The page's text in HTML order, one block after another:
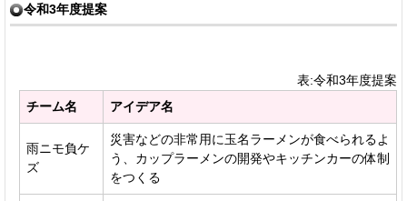
令和3年度提案
表:令和3年度提案
チーム名
アイデア名
雨ニモ負ケ
ズ
災害などの非常用に玉名ラーメンが食べられるよ
う、カップラーメンの開発やキッチンカーの体制
をつくる